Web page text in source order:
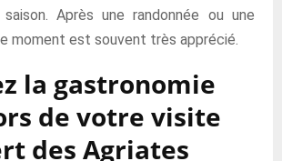
Après une randonnée ou une
moment est souvent très apprécié.
la gastronomie
de votre visite
des Agriates